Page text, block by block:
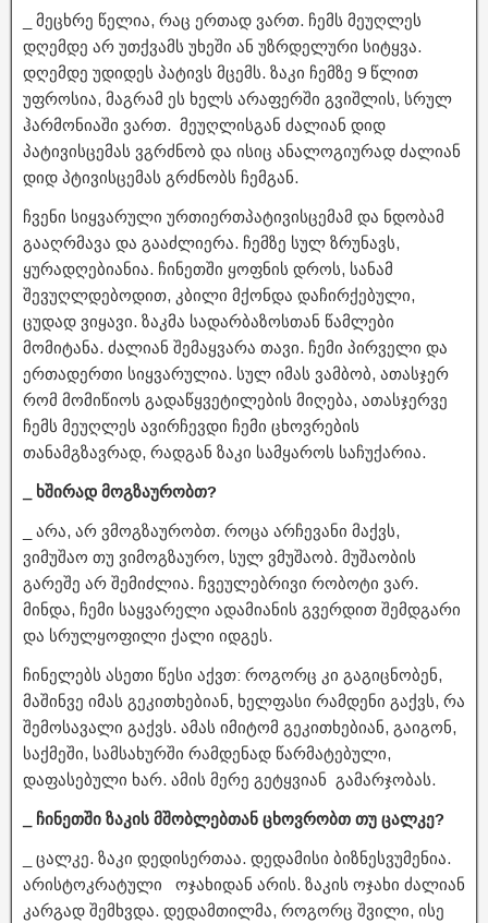
_ მეცხრე წელია, რაც ერთად ვართ. ჩემს მეუღლეს
დღემდე არ უთქვამს უხეში ან უზრდელური სიტყვა.
დღემდე უდიდეს პატივს მცემს. ზაკი ჩემზე 9 წლით
უფროსია, მაგრამ ეს ხელს არაფერში გვიშლის, სრულ
ჰარმონიაში ვართ. მეუღლისგან ძალიან დიდ
პატივისცემას ვგრძნობ და ისიც ანალოგიურად ძალიან
დიდ პტივისცემას გრძნობს ჩემგან.
ჩვენი სიყვარული ურთიერთპატივისცემამ და ნდობამ
გააღრმავა და გააძლიერა. ჩემზე სულ ზრუნავს,
ყურადღებიანია. ჩინეთში ყოფნის დროს, სანამ
შევუღლდებოდით, კბილი მქონდა დაჩირქებული,
ცუდად ვიყავი. ზაკმა სადარბაზოსთან წამლები
მომიტანა. ძალიან შემაყვარა თავი. ჩემი პირველი და
ერთადერთი სიყვარულია. სულ იმას ვამბობ, ათასჯერ
რომ მომიწიოს გადაწყვეტილების მიღება, ათასჯერვე
ჩემს მეუღლეს ავირჩევდი ჩემი ცხოვრების
თანამგზავრად, რადგან ზაკი სამყაროს საჩუქარია.
_ ხშირად მოგზაურობთ?
_ არა, არ ვმოგზაურობთ. როცა არჩევანი მაქვს,
ვიმუშაო თუ ვიმოგზაურო, სულ ვმუშაობ. მუშაობის
გარეშე არ შემიძლია. ჩვეულებრივი რობოტი ვარ.
მინდა, ჩემი საყვარელი ადამიანის გვერდით შემდგარი
და სრულყოფილი ქალი იდგეს.
ჩინელებს ასეთი წესი აქვთ: როგორც კი გაგიცნობენ,
მაშინვე იმას გეკითხებიან, ხელფასი რამდენი გაქვს, რა
შემოსავალი გაქვს. ამას იმიტომ გეკითხებიან, გაიგონ,
საქმეში, სამსახურში რამდენად წარმატებული,
დაფასებული ხარ. ამის მერე გეტყვიან გამარჯობას.
_ ჩინეთში ზაკის მშობლებთან ცხოვრობთ თუ ცალკე?
_ ცალკე. ზაკი დედისერთაა. დედამისი ბიზნესვუმენია.
არისტოკრატული ოჯახიდან არის. ზაკის ოჯახი ძალიან
კარგად შემხვდა. დედამთილმა, როგორც შვილი, ისე